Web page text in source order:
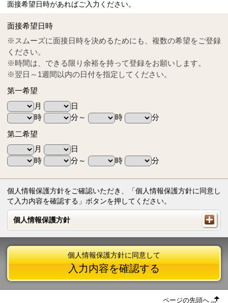
Tel
0570-55-0314
面接希望日時があればご入力ください。
面接希望日時
※スムーズに面接日時を決めるためにも、複数の希望をご登録
ください。
※時間は、できる限り余裕を持って登録をお願いします。
※翌日～1週間以内の日付を指定してください。
第一希望
月
日
時
分～ 時
分
第二希望
月
日
時
分～ 時 分
個人情報保護方針をご確認いただき、「個人情報保護方針に同意し
て入力内容を確認する」ボタンを押してください。
個人情報保護方針
個人情報保護方針
個人情報保護方針に同意して
入力内容を確認する
ページの先頭へ